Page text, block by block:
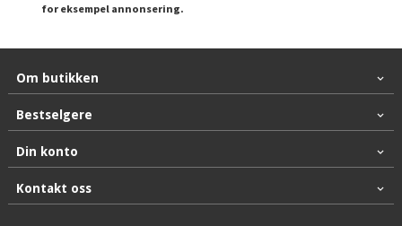
for eksempel annonsering.
Om butikken
Bestselgere
Din konto
Kontakt oss